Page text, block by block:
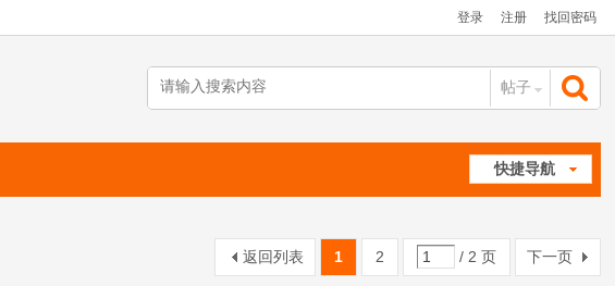
登录 注册 找回密码
帖子
快捷导航
1 2 / 2 页 下一页
返回列表